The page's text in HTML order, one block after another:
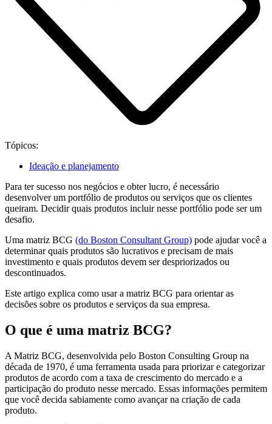
Tópicos:
Ideação e planejamento
Para ter sucesso nos negócios e obter lucro, é necessário
desenvolver um portfólio de produtos ou serviços que os clientes
queiram. Decidir quais produtos incluir nesse portfólio pode ser um
desafio.
Uma matriz BCG (do Boston Consultant Group) pode ajudar você a
determinar quais produtos são lucrativos e precisam de mais
investimento e quais produtos devem ser despriorizados ou
descontinuados.
Este artigo explica como usar a matriz BCG para orientar as
decisões sobre os produtos e serviços da sua empresa.
O que é uma matriz BCG?
A Matriz BCG, desenvolvida pelo Boston Consulting Group na
década de 1970, é uma ferramenta usada para priorizar e categorizar
produtos de acordo com a taxa de crescimento do mercado e a
participação do produto nesse mercado. Essas informações permitem
que você decida sabiamente como avançar na criação de cada
produto.